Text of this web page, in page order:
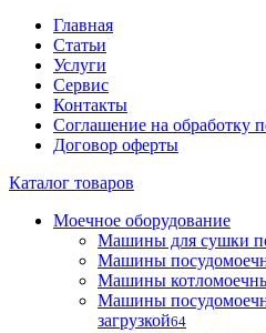
Главная
Статьи
Услуги
Сервис
Контакты
Соглашение на обработку
Договор оферты
Каталог товаров
Моечное оборудование
Машины для сушки
Машины
Машины
Машины
загрузкой64